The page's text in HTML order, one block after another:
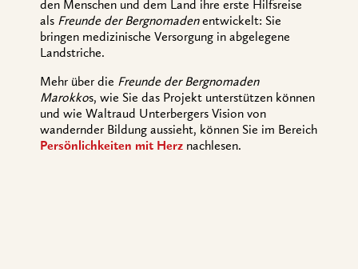
den Menschen und dem Land ihre erste Hilfsreise
als Freunde der Bergnomadenentwickelt: Sie
bringen medizinische Versorgung in abgelegene
Landstriche.
Mehr über die Freunde der Bergnomaden
Marokkos, wie Sie das Projekt unterstützen können
und wie Waltraud Unterbergers Vision von
wandernder Bildung aussieht, können Sie im Bereich
Persönlichkeiten mit Herz nachlesen.